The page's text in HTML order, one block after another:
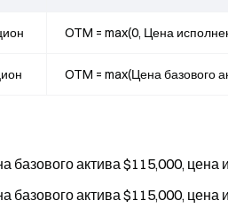
OTM = max(0, Цена
OTM = max(Цена базового
базового актива $115,000,
базового актива $115,000,